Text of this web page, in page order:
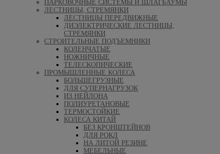
ПАРКОВОЧНЫЕ СИСТЕМЫ И ШЛАГБАУМЫ
ЛЕСТНИЦЫ, СТРЕМЯНКИ
ЛЕСТНИЦЫ ПЕРЕДВИЖНЫЕ
ДИЭЛЕКТРИЧЕСКИЕ ЛЕСТНИЦЫ,
СТРЕМЯНКИ
СТРОИТЕЛЬНЫЕ ПОДЪЕМНИКИ
КОЛЕНЧАТЫЕ
НОЖНИЧНЫЕ
ТЕЛЕСКОПИЧЕСКИЕ
ПРОМЫШЛЕННЫЕ КОЛЕСА
БОЛЬШЕГРУЗНЫЕ
ДЛЯ СУПЕРНАГРУЗОК
ИЗ НЕЙЛОНА
ПОЛИУРЕТАНОВЫЕ
ТЕРМОСТОЙКИЕ
КОЛЕСА КИТАЙ
БЕЗ КРОНШТЕЙНОВ
ДЛЯ РОКЛ
НА ЛИТОЙ РЕЗИНЕ
МЕБЕЛЬНЫЕ